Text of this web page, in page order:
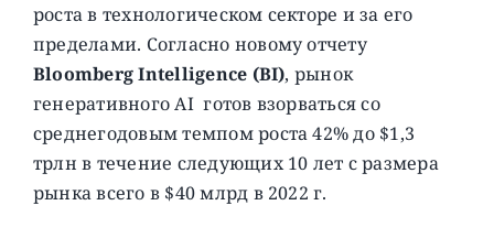
роста в технологическом секторе и за его
пределами. Согласно новому отчету
Bloomberg Intelligence (BI), рынок
генеративного AI готов взорваться со
среднегодовым темпом роста 42% до $1,3
трлн в течение следующих 10 лет с размера
рынка всего в $40 млрд в 2022 г.